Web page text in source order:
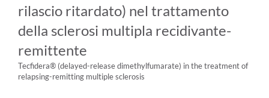
rilascio ritardato) nel trattamento
della sclerosi multipla recidivante-
remittente
Tecfidera® (delayed-release dimethylfumarate) in the treatment of
relapsing-remitting multiple sclerosis